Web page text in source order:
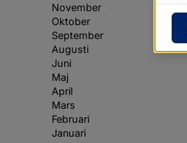
November
Oktober
September
Augusti
Juni
Maj
April
Mars
Februari
Januari